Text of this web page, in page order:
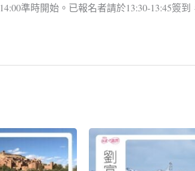
準時開始。已報名者請於13:30-13:45簽